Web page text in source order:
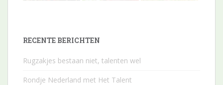
RECENTE BERICHTEN
Rugzakjes bestaan niet, talenten wel
Rondje Nederland met Het Talent